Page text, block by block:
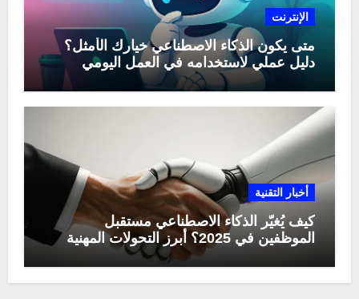
الإنترنت
متى يكون الذكاء الاصطناعي خيارك الأمثل؟
دليل عملي لاستخدامه في العمل اليومي
أخبار التقنية
كيف يُغيّر الذكاء الاصطناعي مستقبل
الموظفين في 2025؟ أبرز التحولات المهنية